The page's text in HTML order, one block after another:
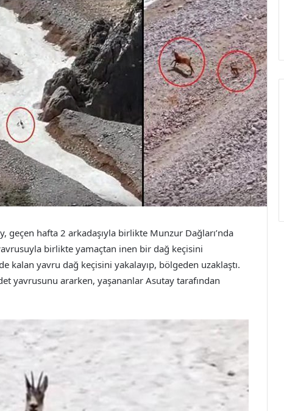
geçen hafta 2 arkadaşıyla birlikte Munzur Dağları’nda
birlikte yamaçtan inen bir dağ keçisini
kalan yavru dağ keçisini yakalayıp, bölgeden uzaklaştı.
yavrusunu ararken, yaşananlar Asutay tarafından